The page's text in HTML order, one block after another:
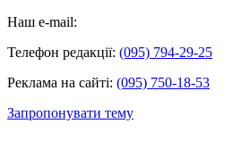
Наш e-mail:
Телефон редакції: (095) 794-29-25
Реклама на сайті: (095) 750-18-53
Запропонувати тему